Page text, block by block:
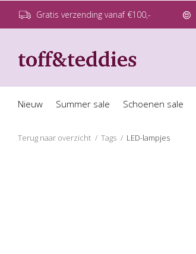
Nieuw Summer sale Schoenen sale
Gratis verzending vanaf €100,-
Terug naar overzicht Tags LED-lampjes